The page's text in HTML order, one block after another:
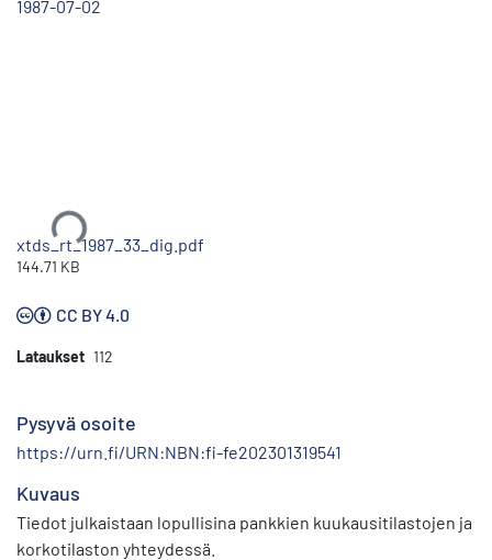
1987-07-02
Ladataan...
xtds_rt_1987_33_dig.pdf
144.71 KB
CC BY 4.0
Lataukset 112
Pysyvä osoite
https://urn.fi/URN:NBN:fi-fe202301319541
Kuvaus
Tiedot julkaistaan lopullisina pankkien kuukausitilastojen ja
korkotilaston yhteydessä.